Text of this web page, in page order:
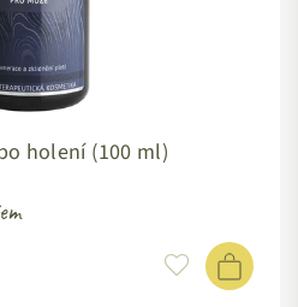
holení (100 ml)